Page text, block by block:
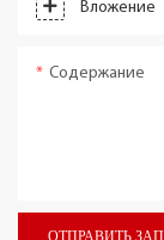
Вложение
Содержание